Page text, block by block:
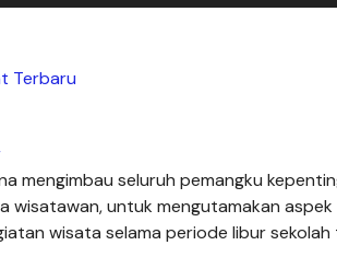
Terbaru
mengimbau seluruh pemangku
wisatawan, untuk mengutamakan aspek
wisata selama periode libur sekolah